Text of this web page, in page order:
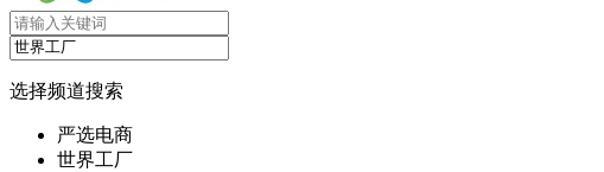
选择频道搜索
严选电商
世界工厂